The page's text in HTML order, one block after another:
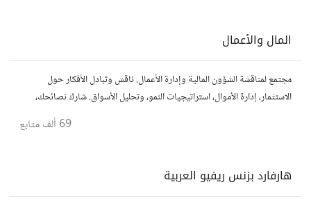
المال والأعمال
مجتمع لمناقشة الشؤون المالية وإدارة الأعمال. ناقش وتبادل الأفكار حول
الاستثمار، إدارة الأموال، استراتيجيات النمو، وتحليل الأسواق. شارك نصائحك،
69 ألف متابع
هارفارد بزنس ريفيو العربية